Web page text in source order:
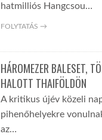
hatmilliós Hangcsou…
FOLYTATÁS →
HÁROMEZER BALESET,
HALOTT THAIFÖLDÖN
A kritikus újév közeli
pihenőhelyekre
az…